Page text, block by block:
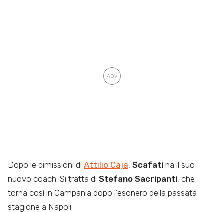
Dopo le dimissioni di Attilio Caja, Scafati ha il suo
nuovo coach. Si tratta di Stefano Sacripanti, che
torna così in Campania dopo l’esonero della passata
stagione a Napoli.